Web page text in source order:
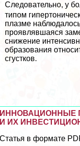
Следовательно, у
типом
плазме
проявлявшаяся
снижение
образования
сгустков.
ИННОВАЦИОННЫЕ
И ИХ
Статья в формате